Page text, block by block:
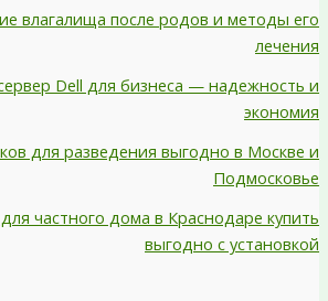
влагалища после родов и методы его
лечения
Dell для бизнеса — надежность и
экономия
для разведения выгодно в Москве и
Подмосковье
частного дома в Краснодаре купить
выгодно с установкой